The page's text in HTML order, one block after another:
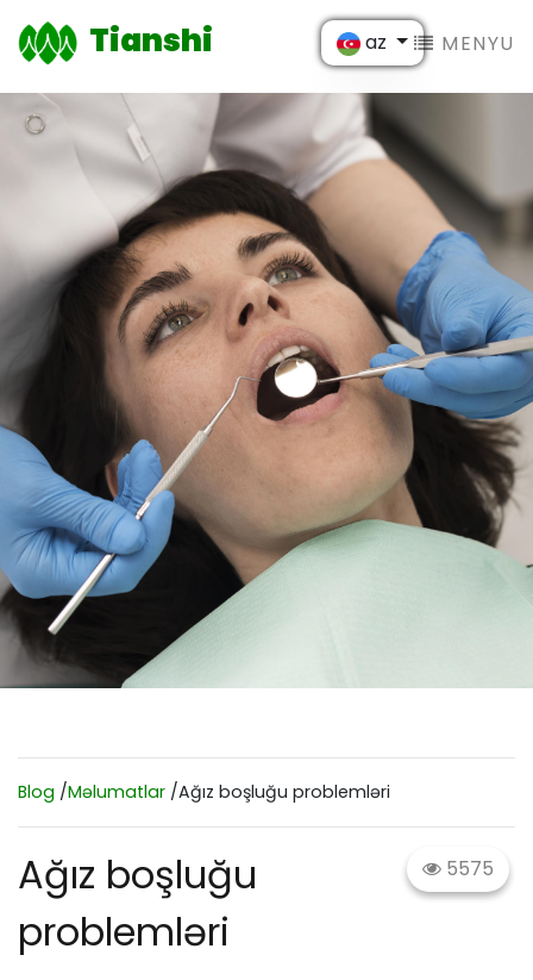
Tianshi az MENYU
Blog /Məlumatlar /Ağız boşluğu problemləri
5575
Ağız boşluğu
problemləri